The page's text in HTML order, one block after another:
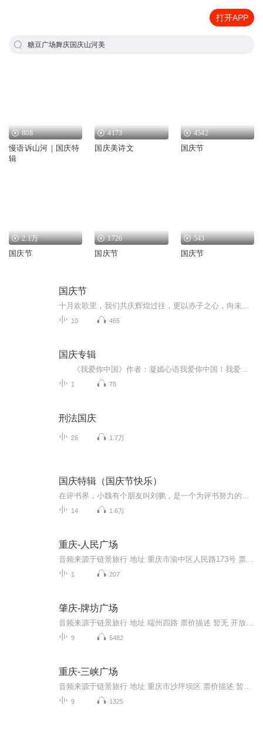
打开APP
糖豆广场舞庆国庆山河美
808
慢语诉山河｜国庆特
辑
4173
国庆美诗文
4542
国庆节
2.1万
国庆节
1726
国庆节
543
国庆节
国庆节
10 465
国庆专辑
1 78
刑法国庆
26 1.7万
国庆特辑（国庆节快乐）
14 1.6万
重庆-人民广场
1 207
肇庆-牌坊广场
9 5482
重庆-三峡广场
9 1325